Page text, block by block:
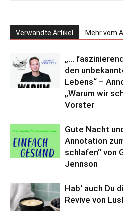
Verwandte Artikel Mehr vom
„…
den
Lebens“ –
„Warum wir
Vorster
Gute Nacht
Annotation
schlafen“ von
Jennson
Hab‘ auch Du
Revive von